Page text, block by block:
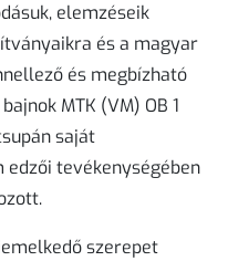
elemzéseik
és a magyar
és megbízható
MTK (VM) OB 1
saját
tevékenységében
szerepet